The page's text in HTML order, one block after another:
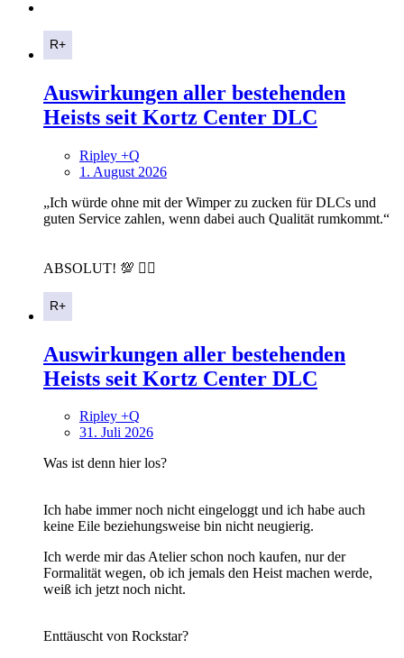
Auswirkungen aller bestehenden
Heists seit Kortz Center DLC
Ripley +Q
1. August 2026
„Ich würde ohne mit der Wimper zu zucken für DLCs und
guten Service zahlen, wenn dabei auch Qualität rumkommt.“
ABSOLUT! 💯 👍🏻
Auswirkungen aller bestehenden
Heists seit Kortz Center DLC
Ripley +Q
31. Juli 2026
Was ist denn hier los?
Ich habe immer noch nicht eingeloggt und ich habe auch
keine Eile beziehungsweise bin nicht neugierig.
Ich werde mir das Atelier schon noch kaufen, nur der
Formalität wegen, ob ich jemals den Heist machen werde,
weiß ich jetzt noch nicht.
Enttäuscht von Rockstar?